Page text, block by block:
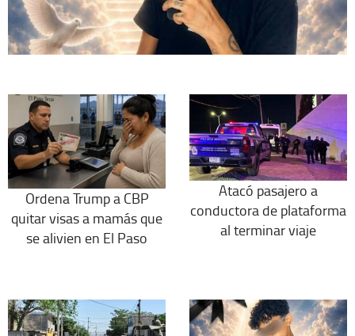
Ordena Trump a CBP
quitar visas a mamás que
se alivien en El Paso
Atacó pasajero a
conductora de plataforma
al terminar viaje